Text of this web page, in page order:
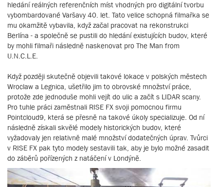
hledání reálných referenčních míst vhodných pro digitální tvorbu
vybombardované Varšavy 40. let. Tato velice schopná filmařka se
mu okamžitě vybavila, když začal pracovat na rekonstrukci
Berlína - a společně se pustili do hledání existujících budov, které
by mohli filmaři následně naskenovat pro The Man from
U.N.C.L.E.
Když později skutečně objevili takové lokace v polských městech
Wroclaw a Legnica, ušetřilo jim to obrovské množství práce,
protože zde jednoduše mohli vejít do ulic a začít s LIDAR scany.
Pro tuhle práci zaměstnali RISE FX svoji pomocnou firmu
Pointcloud9, která se přesně na takové úkoly specializuje. Od ní
následně získali skvělé modely historických budov, které
vyžadovaly jen relativně malé množství dodatečných úprav. Tvůrci
v RISE FX pak tyto modely sestavili tak, aby je bylo možné zasadit
do záběrů pořízených z natáčení v Londýně.